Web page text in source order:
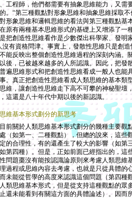
工程師，他們都需要有抽象思維能力，又需
。”第三種觀點對形象思維和抽象思維採取不
形象思維和邏輯思維的看法與第三種觀點基
原有兩種基本思維形式的基礎上又增添了一
把創造性思維看作是少數傑出科學家、發明
沒有資格問津。事實上，發散性思維只是創
能反映出整個創造性思維過程的深刻內涵。
後，已被越來越多的人所認識。因此，把發
遍思維形式和把創造性思維看成一般人也能
。真正把創造性思維看成人類思維的基本類
維，讓創造性思維走下高不可攀的神秘聖壇
這還是八十年代中期以後的新認識。
維基本形式劃分的新思考
前關於人類思維基本形式劃分的幾種主要觀
（如第一、二種觀點），但總的說來，這些
的合理性，有的還產生了較大的影響（如第
第四種）。但是，正如前面已經指出的，這
問題棗沒有能按認識論原則來考慮人類思維
過程或思維內容去考慮，也就是只從具體的
未能從哲學的高度來認識這個問題（第四種
類思維基本形式，但是從支持這種觀點的眾
還未能看到有關這方面的具體論述）。因而